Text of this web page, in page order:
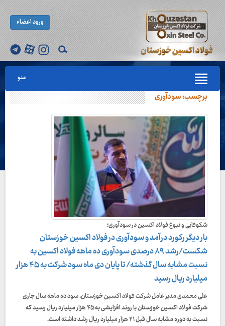
ورود اعضاء
منو
برچسب:سودآوری
شکوفایی و نبوغ فولاد اکسین در سودآوری؛
بار دیگر رکورد درآمد و سودآوری در فولاد اکسین خوزستان
شکست/رشد ۸۹ درصدی سودآوری ده ماهه فولاد اکسین به
نسبت مشابه سال گذشته/ تا پایان دی ماه سود شرکت به ۴۵ هزار
میلیارد ریال رسید
علی محمدی مدیر عامل شرکت فولاد اکسین خوزستان، سود ده ماهه سال جاری
شرکت فولاد اکسین خوزستان با روند افزایشی به ۴۵ هزار میلیارد ریال رسید که
نسبت به دوره مشابه سال قبل ۲۱ هزار میلیارد ریال رشد داشته است.